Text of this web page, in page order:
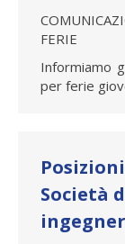
FERIE
Informiamo
per ferie
Società